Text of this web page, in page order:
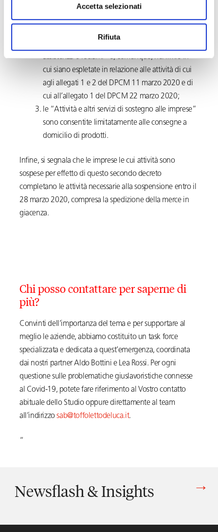
Accetta selezionati
Rifiuta
chiamate, tramite integrazione computer-
telefono, sistemi interattivi di risposta a voce o
assistenza o reclami” e, comunque, nei limiti in
cui siano espletate in relazione alle attività di cui
agli allegati 1 e 2 del DPCM 11 marzo 2020 e di
cui all’allegato 1 del DPCM 22 marzo 2020;
le “Attività e altri servizi di sostegno alle imprese”
sono consentite limitatamente alle consegne a
domicilio di prodotti.
Infine, si segnala che le imprese le cui attività sono
sospese per effetto di questo secondo decreto
completano le attività necessarie alla sospensione entro il
28 marzo 2020, compresa la spedizione della merce in
giacenza.
Chi posso contattare per saperne di
più?
Convinti dell’importanza del tema e per supportare al
meglio le aziende, abbiamo costituito un task force
specializzata e dedicata a quest’emergenza, coordinata
dai nostri partner Aldo Bottini e Lea Rossi. Per ogni
questione sulle problematiche giuslavoristiche connesse
al Covid-19, potete fare riferimento al Vostro contatto
abituale dello Studio oppure direttamente al team
all’indirizzosab@toffolettodeluca.it.
“
Newsflash & Insights
Vedi tutti gli articoli di Newsflash & Insights